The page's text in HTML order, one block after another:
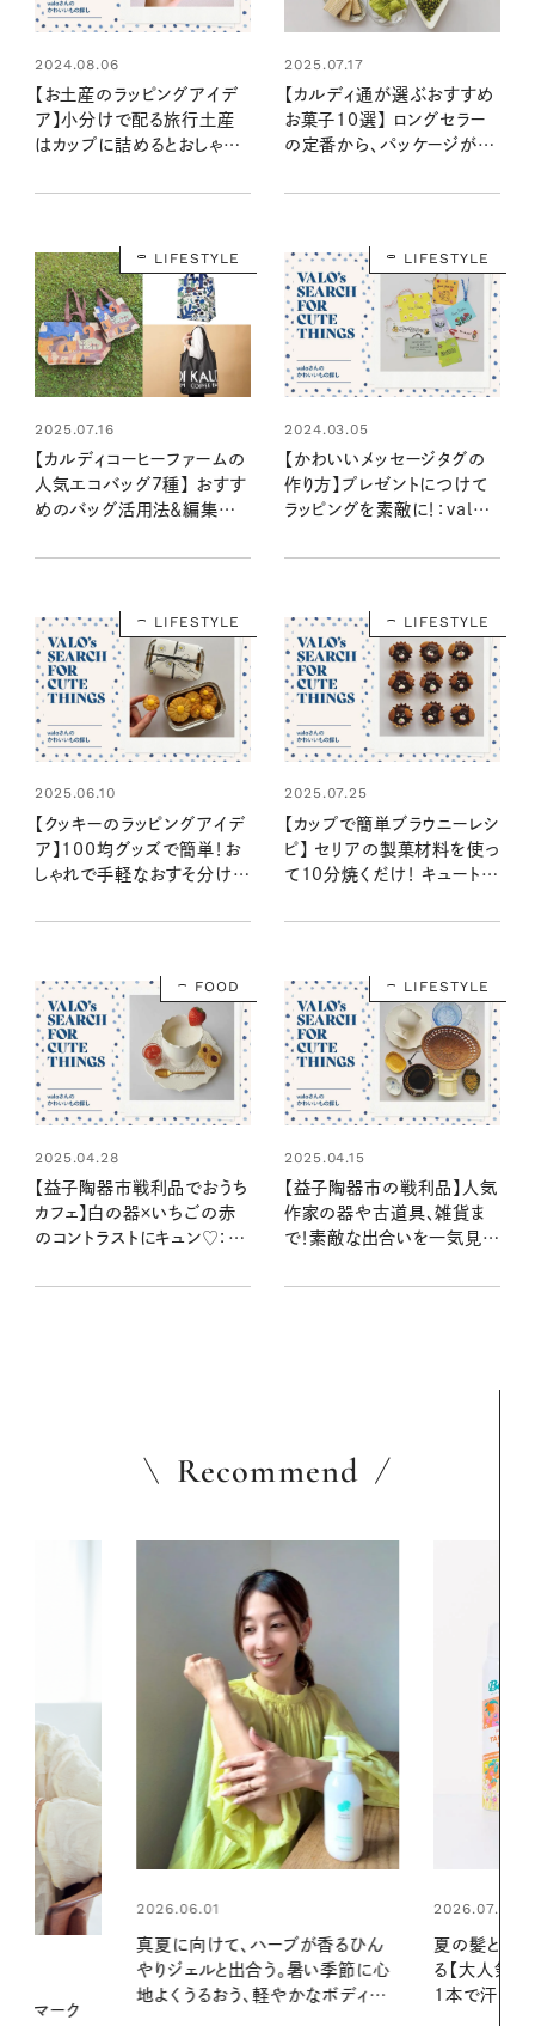
2024.08.06
【お土産のラッピングアイデ
ア】小分けで配る旅行土産
はカップに詰めるとおしゃ
の探し #18
2025.07.17
【カルディ通が選ぶおすすめ
お菓子10選】 ロングセラー
の定番から、パッケージがか
通う、valoさんのお気に入り
LIFESTYLE
2025.07.16
【カルディコーヒーファームの
人気エコバッグ7種】 おすす
めのバッグ活用法＆編集部
開！
LIFESTYLE
2024.03.05
【かわいいメッセージタグの
作り方】プレゼントにつけて
ラッピングを素敵に！：valoさ
LIFESTYLE
2025.06.10
【クッキーのラッピングアイデ
ア】100均グッズで簡単！お
しゃれで手軽なおすそ分けギ
もの探し #38
LIFESTYLE
2025.07.25
【カップで簡単ブラウニーレシ
ピ】 セリアの製菓材料を使っ
て10分焼くだけ！ キュートな
valoさんのかわいいもの探
FOOD
2025.04.28
【益子陶器市戦利品でおうち
カフェ】白の器×いちごの赤
のコントラストにキュン♡：
し #35
LIFESTYLE
2025.04.15
【益子陶器市の戦利品】人気
作家の器や古道具、雑貨ま
で！素敵な出合いを一気見
の探し #34
Recommend
2026.07.24
夏の髪と心が瞬時にリフレッシュす
る【大人気のドライシャンプー】 この
1本で汗ばむ季節も一日中心地よく
2026.06.01
暑い夏のナイ
える夜の爽